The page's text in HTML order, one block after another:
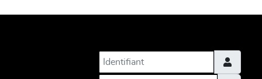
Identifiant